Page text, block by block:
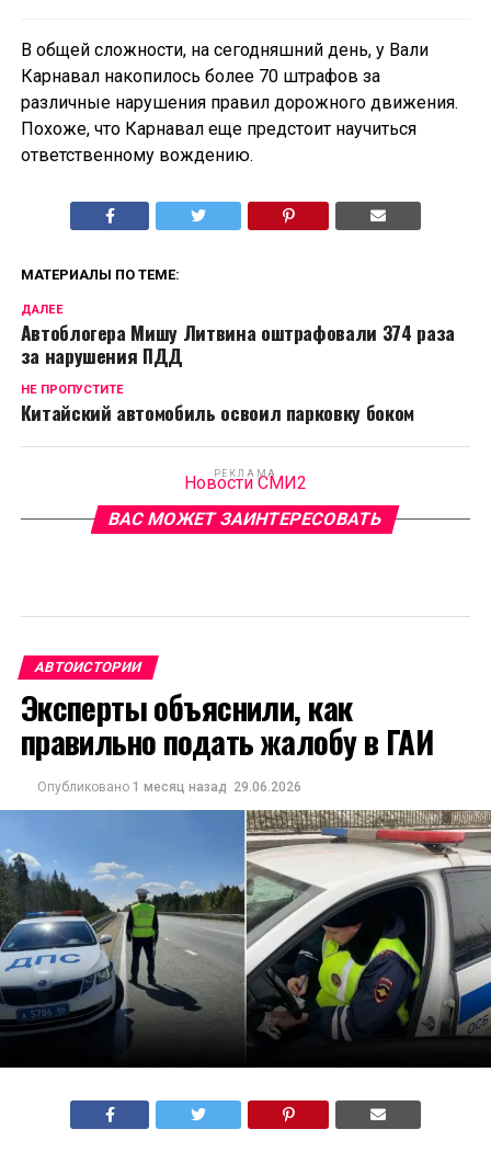
В общей сложности, на сегодняшний день, у Вали
Карнавал накопилось более 70 штрафов за
различные нарушения правил дорожного движения.
Похоже, что Карнавал еще предстоит научиться
ответственному вождению.
МАТЕРИАЛЫ ПО ТЕМЕ:
ДАЛЕЕ
Автоблогера Мишу Литвина оштрафовали 374 раза
за нарушения ПДД
НЕ ПРОПУСТИТЕ
Китайский автомобиль освоил парковку боком
РЕКЛАМА
Новости СМИ2
ВАС МОЖЕТ ЗАИНТЕРЕСОВАТЬ
АВТОИСТОРИИ
Эксперты объяснили, как
правильно подать жалобу в ГАИ
Опубликовано 1 месяц назад 29.06.2026